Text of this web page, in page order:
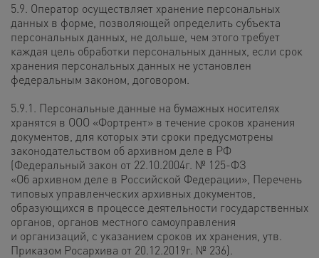
5.9. Оператор осуществляет хранение персональных
данных в форме, позволяющей определить субъекта
персональных данных, не дольше, чем этого требует
каждая цель обработки персональных данных, если срок
хранения персональных данных не установлен
федеральным законом, договором.
5.9.1. Персональные данные на бумажных носителях
хранятся в ООО «Фортрент» в течение сроков хранения
документов, для которых эти сроки предусмотрены
законодательством об архивном деле в РФ
(Федеральный закон от 22.10.2004г. № 125-ФЗ
«Об архивном деле в Российской Федерации», Перечень
типовых управленческих архивных документов,
образующихся в процессе деятельности государственных
органов, органов местного самоуправления
и организаций, с указанием сроков их хранения, утв.
Приказом Росархива от 20.12.2019г. № 236).